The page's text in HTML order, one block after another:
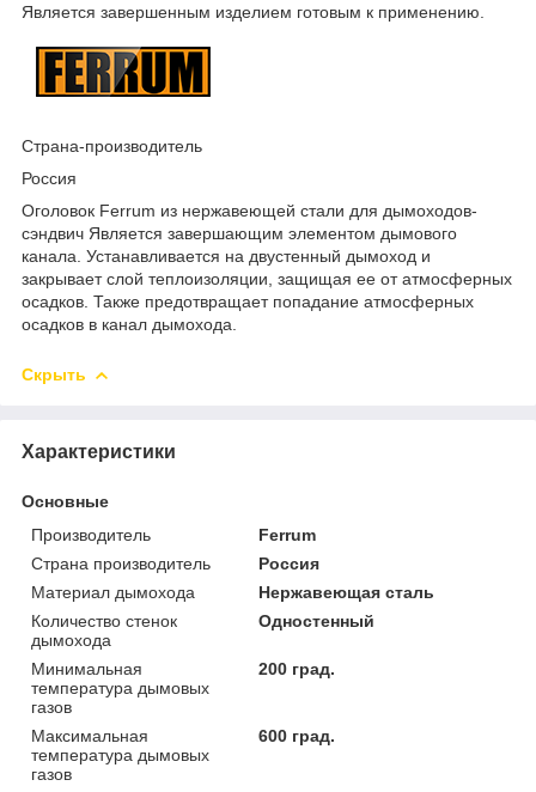
Является завершенным изделием готовым к применению.
Страна-производитель
Россия
Оголовок Ferrum из нержавеющей стали для дымоходов-
сэндвич Является завершающим элементом дымового
канала. Устанавливается на двустенный дымоход и
закрывает слой теплоизоляции, защищая ее от атмосферных
осадков. Также предотвращает попадание атмосферных
осадков в канал дымохода.
Скрыть
Характеристики
Основные
Производитель
Ferrum
Страна производитель
Россия
Материал дымохода
Нержавеющая сталь
Количество стенок
дымохода
Одностенный
Минимальная
температура дымовых
газов
200 град.
Максимальная
температура дымовых
газов
600 град.